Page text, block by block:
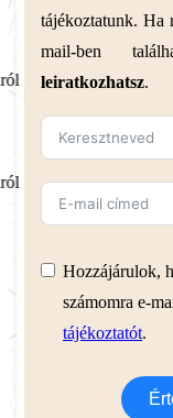
tájékoztatunk. Ha
mail-ben
leiratkozhatsz.
Hozzájárulok,
számomra e-
tájékoztatót.